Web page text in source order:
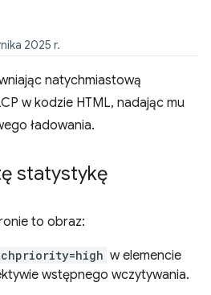
2025 r.
natychmiastową
w kodzie HTML, nadając mu
ładowania.
statystykę
to obraz:
w elemencie
wstępnego wczytywania.